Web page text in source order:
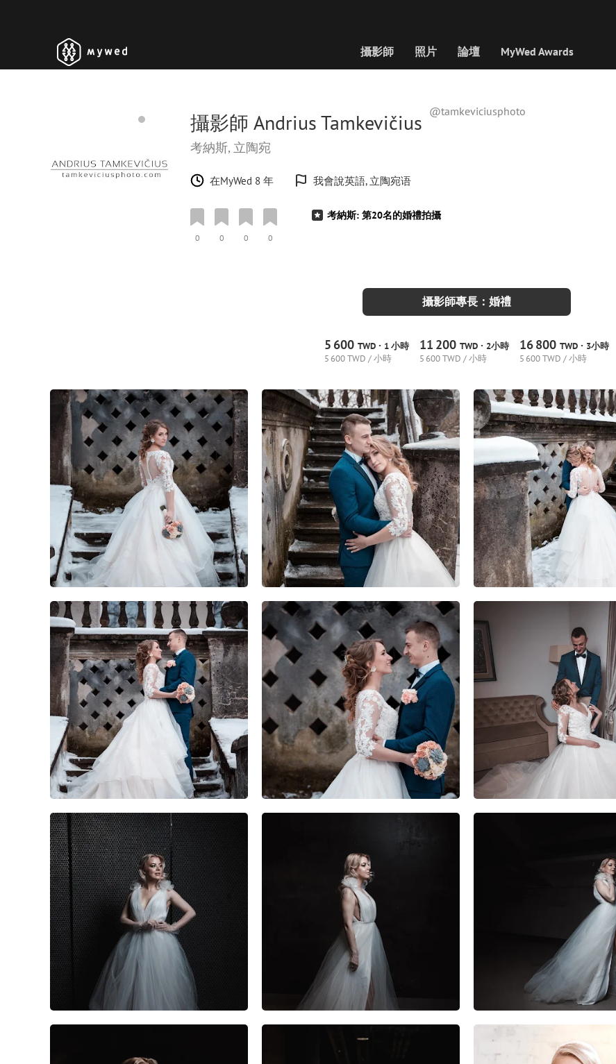
攝影師 照片 論壇 MyWed Awards
攝影師 Andrius Tamkevičius @tamkeviciusphoto
考納斯, 立陶宛
在MyWed 8 年 我會說英語, 立陶宛语
0 0 0 0
考納斯: 第20名的婚禮拍攝
攝影師專長：婚禮
5 600TWD · 1 小時
5 600 TWD / 小時
11 200 TWD· 2小時
5 600 TWD / 小時
16800 TWD· 3小時
5 600 TWD / 小時
1 0 0 0 0 1 0 0
1 0 0 1 0 0 2 0 0
0 0 0 0